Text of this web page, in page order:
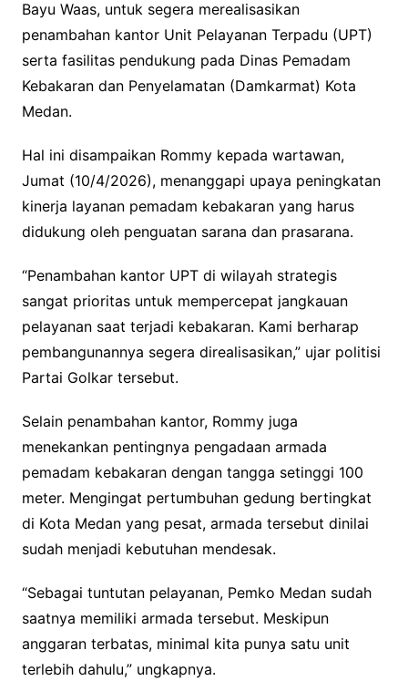
Bayu Waas, untuk segera merealisasikan
penambahan kantor Unit Pelayanan Terpadu (UPT)
serta fasilitas pendukung pada Dinas Pemadam
Kebakaran dan Penyelamatan (Damkarmat) Kota
Medan.
Hal ini disampaikan Rommy kepada wartawan,
Jumat (10/4/2026), menanggapi upaya peningkatan
kinerja layanan pemadam kebakaran yang harus
didukung oleh penguatan sarana dan prasarana.
“Penambahan kantor UPT di wilayah strategis
sangat prioritas untuk mempercepat jangkauan
pelayanan saat terjadi kebakaran. Kami berharap
pembangunannya segera direalisasikan,” ujar politisi
Partai Golkar tersebut.
Selain penambahan kantor, Rommy juga
menekankan pentingnya pengadaan armada
pemadam kebakaran dengan tangga setinggi 100
meter. Mengingat pertumbuhan gedung bertingkat
di Kota Medan yang pesat, armada tersebut dinilai
sudah menjadi kebutuhan mendesak.
“Sebagai tuntutan pelayanan, Pemko Medan sudah
saatnya memiliki armada tersebut. Meskipun
anggaran terbatas, minimal kita punya satu unit
terlebih dahulu,” ungkapnya.